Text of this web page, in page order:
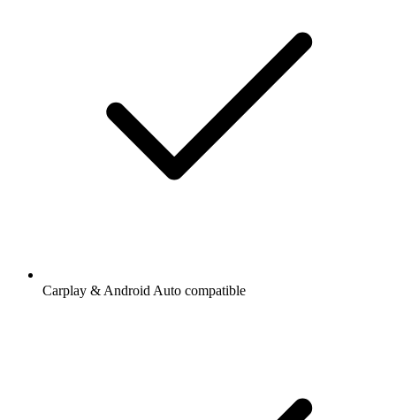
Carplay & Android Auto compatible